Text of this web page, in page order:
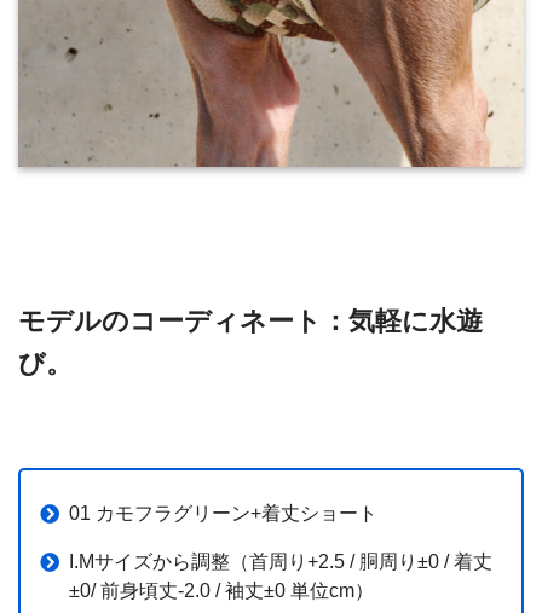
モデルのコーディネート：気軽に水遊
び。
01 カモフラグリーン+着丈ショート
I.Mサイズから調整（首周り+2.5 / 胴周り±0 / 着丈
±0/ 前身頃丈-2.0 / 袖丈±0 単位cm）